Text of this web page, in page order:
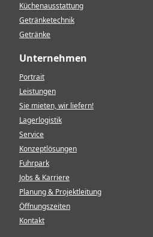
Küchenausstattung
Getränketechnik
Getränke
Unternehmen
Portrait
Leistungen
Sie mieten, wir liefern!
Lagerlogistik
Service
Konzeptlösungen
Fuhrpark
Jobs & Karriere
Planung & Projektleitung
Öffnungszeiten
Kontakt